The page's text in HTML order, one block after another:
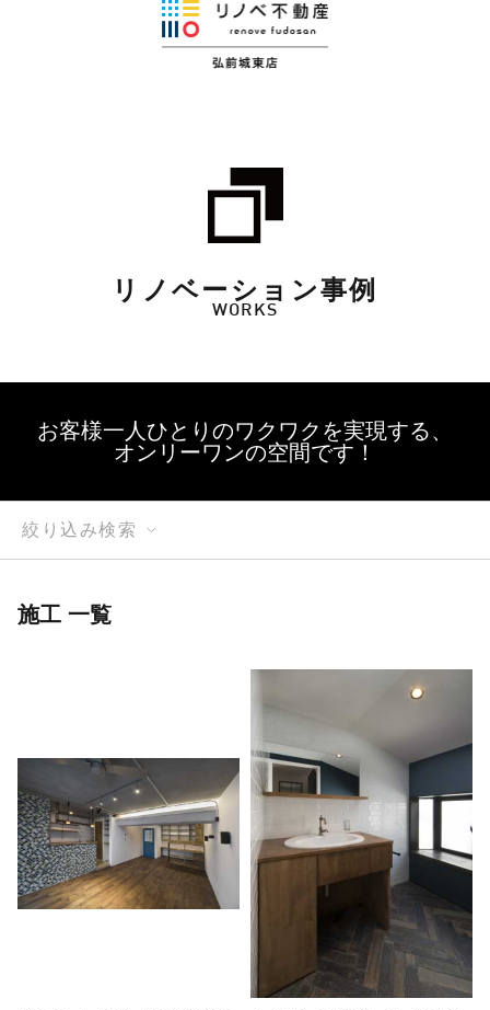
リノベーション事例
WORKS
お客様一人ひとりのワクワクを実現する、
オンリーワンの空間です！
絞り込み検索
施工 一覧